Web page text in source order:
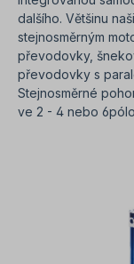
dalšího. Většinu
stejnosměrným
převodovky,
převodovky s
Stejnosměrné
ve 2 - 4 nebo